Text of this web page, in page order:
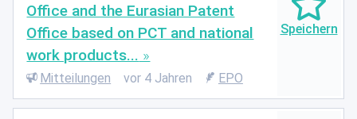
Office and the Eurasian Patent
Office based on PCT and national
work products...
Mitteilungen vor 4 Jahren EPO